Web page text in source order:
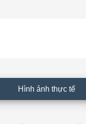
Hình ảnh thực tế